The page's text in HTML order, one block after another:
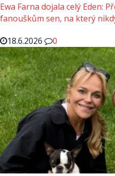
Ewa Farna dojala celý Eden:
fanouškům sen, na který
18.6.2026
0